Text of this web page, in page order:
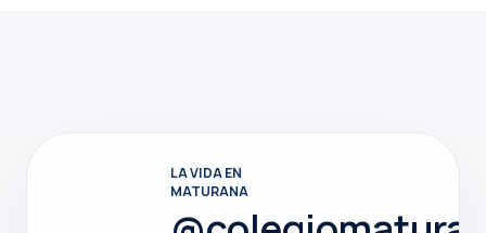
LA VIDA EN
MATURANA